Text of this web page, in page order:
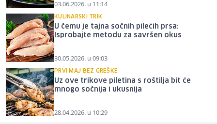
03.06.2026. u 11:14
KULINARSKI TRIK
U čemu je tajna sočnih pilećih prsa:
Isprobajte metodu za savršen okus
30.05.2026. u 09:03
PRVI MAJ BEZ GREŠKE
Uz ove trikove piletina s roštilja bit će
mnogo sočnija i ukusnija
28.04.2026. u 10:29